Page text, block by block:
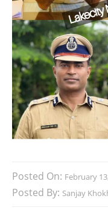
Posted On: February
Posted By: Sanjay